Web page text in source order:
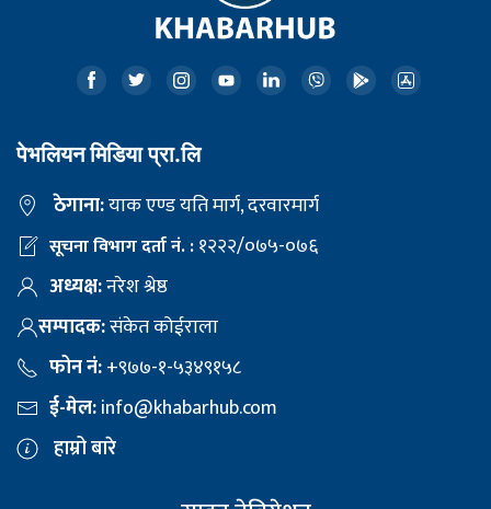
पेभलियन मिडिया प्रा.लि
ठेगाना:याक एण्ड यति मार्ग, दरवारमार्ग
सूचना विभाग दर्ता नं. :१२२२/०७५-०७६
अध्यक्ष:नरेश श्रेष्ठ
सम्पादक:संकेत कोईराला
फोन नं:+९७७-१-५३४९१५८
ई-मेल:info@khabarhub.com
हाम्रो बारे